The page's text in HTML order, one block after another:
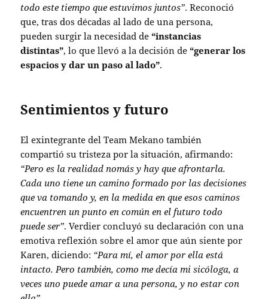
todo este tiempo que estuvimos juntos”. Reconoció
que, tras dos décadas al lado de una persona,
pueden surgir la necesidad de“instancias
distintas”, lo que llevó a la decisión de“generar los
espacios y dar un paso al lado”.
Sentimientos y futuro
El exintegrante del Team Mekano también
compartió su tristeza por la situación, afirmando:
“Pero es la realidad nomás y hay que afrontarla.
Cada uno tiene un camino formado por las decisiones
que va tomando y, en la medida en que esos caminos
encuentren un punto en común en el futuro todo
puede ser”. Verdier concluyó su declaración con una
emotiva reflexión sobre el amor que aún siente por
Karen, diciendo: “Para mí, el amor por ella está
intacto. Pero también, como me decía mi sicóloga, a
veces uno puede amar a una persona, y no estar con